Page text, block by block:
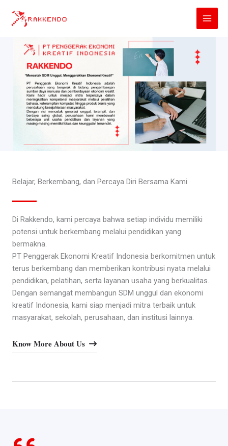
Belajar, Berkembang, dan Percaya Diri Bersama Kami
Di Rakkendo, kami percaya bahwa setiap individu memiliki
potensi untuk berkembang melalui pendidikan yang
bermakna.
PT Penggerak Ekonomi Kreatif Indonesia berkomitmen untuk
terus berkembang dan memberikan kontribusi nyata melalui
pendidikan, pelatihan, serta layanan usaha yang berkualitas.
Dengan semangat membangun SDM unggul dan ekonomi
kreatif Indonesia, kami siap menjadi mitra terbaik untuk
masyarakat, sekolah, perusahaan, dan institusi lainnya.
Know More About Us